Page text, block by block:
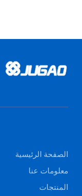
الصفحة الرئيسية
معلومات عنا
المنتجات